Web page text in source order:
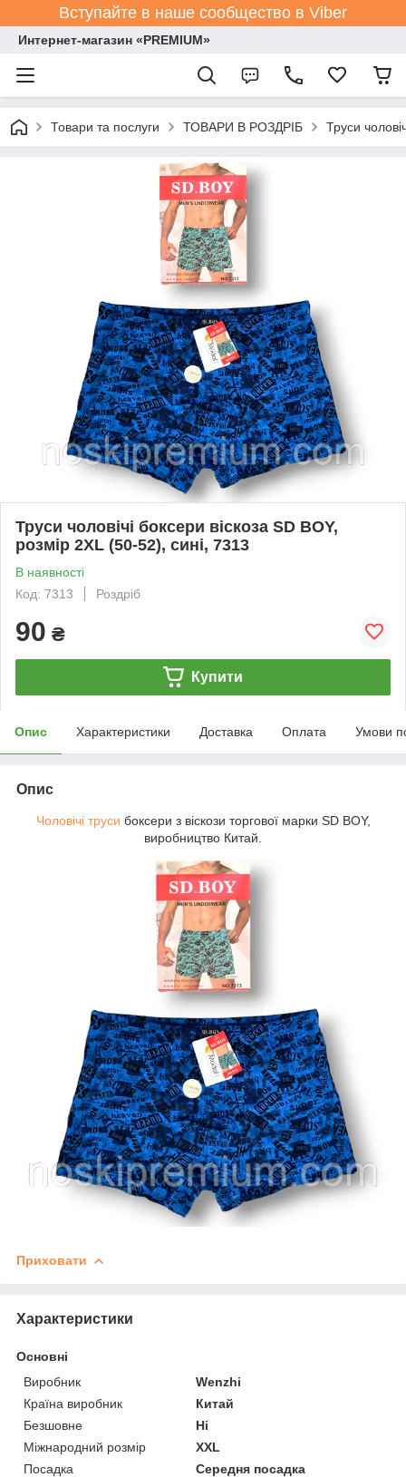
Вступайте в наше сообщество в Viber
Интернет-магазин «PREMIUM»
Товари та послуги ТОВАРИ В РОЗДРІБ Труси
Труси чоловічі боксери віскоза SD BOY,
розмір 2XL (50-52), сині, 7313
В наявності
Код: 7313
Роздріб
90 ₴
Купити
Опис Характеристики Доставка Оплата Умови
Опис
Чоловічі труси боксери з віскози торгової марки SD BOY,
виробництво Китай.
Приховати
Характеристики
Основні
Виробник
Wenzhi
Країна виробник
Китай
Безшовне
Ні
Міжнародний розмір
XXL
Посадка
Середня посадка